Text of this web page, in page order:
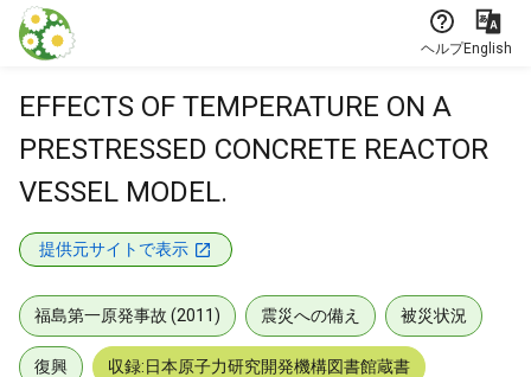
本文に飛ぶ
ヘルプEnglish
EFFECTS OF TEMPERATURE ON A
PRESTRESSED CONCRETE REACTOR
VESSEL MODEL.
提供元サイトで表示
福島第一原発事故 (2011) 震災への備え 被災状況
復興 収録:日本原子力研究開発機構図書館蔵書